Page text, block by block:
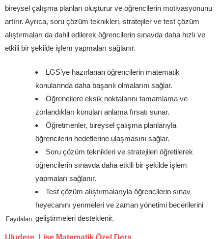
bireysel çalışma planları oluşturur ve öğrencilerin motivasyonunu
artırır. Ayrıca, soru çözüm teknikleri, stratejiler ve test çözüm
alıştırmaları da dahil edilerek öğrencilerin sınavda daha hızlı ve
etkili bir şekilde işlem yapmaları sağlanır.
Faydaları:
LGS’ye hazırlanan öğrencilerin matematik
konularında daha başarılı olmalarını sağlar.
Öğrencilere eksik noktalarını tamamlama ve
zorlandıkları konuları anlama fırsatı sunar.
Öğretmenler, bireysel çalışma planlarıyla
öğrencilerin hedeflerine ulaşmasını sağlar.
Soru çözüm teknikleri ve stratejileri öğretilerek
öğrencilerin sınavda daha etkili bir şekilde işlem
yapmaları sağlanır.
Test çözüm alıştırmalarıyla öğrencilerin sınav
heyecanını yenmeleri ve zaman yönetimi becerilerini
geliştirmeleri desteklenir.